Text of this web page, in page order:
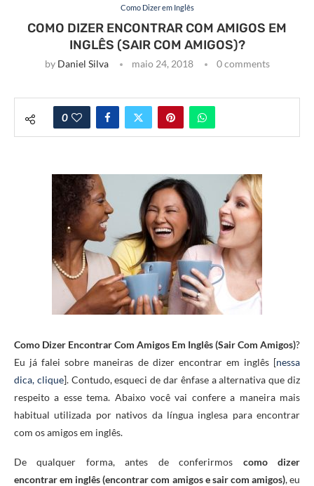
Como Dizer em Inglês
COMO DIZER ENCONTRAR COM AMIGOS EM
INGLÊS (SAIR COM AMIGOS)?
by Daniel Silva maio 24, 2018 0 comments
0
Como Dizer Encontrar Com Amigos Em Inglês (Sair Com Amigos)?
Eu já falei sobre maneiras de dizer encontrar em inglês [nessa
dica, clique]. Contudo, esqueci de dar ênfase a alternativa que diz
respeito a esse tema. Abaixo você vai confere a maneira mais
habitual utilizada por nativos da língua inglesa para encontrar
com os amigos em inglês.
De qualquer forma, antes de conferirmos como dizer
encontrarem inglês (encontrar com amigos e sair com amigos),eu